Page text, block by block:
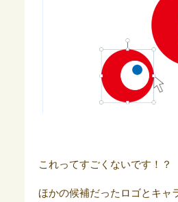
これってすごくないです！？
ほかの候補だったロゴとキャ